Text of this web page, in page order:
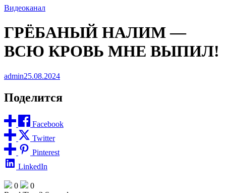
Видеоканал
ГРЁБАНЫЙ НАЛИМ —
ВСЮ КРОВЬ МНЕ ВЫПИЛ!
admin25.08.2024
Поделится
Facebook
Twitter
Pinterest
LinkedIn
0
0